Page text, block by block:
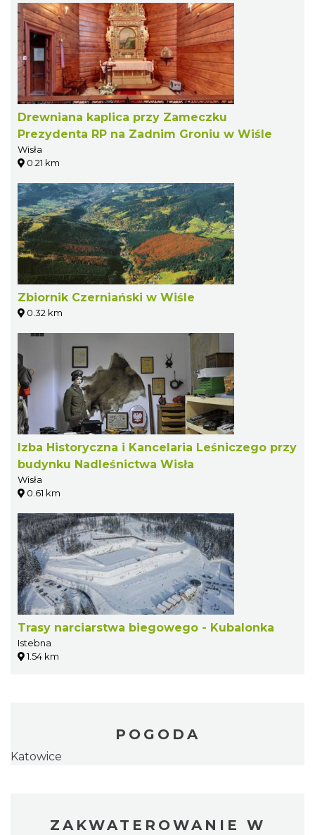
Drewniana kaplica przy Zameczku
Prezydenta RP na Zadnim Groniu w Wiśle
Wisła
0.21 km
Zbiornik Czerniański w Wiśle
0.32 km
Izba Historyczna i Kancelaria Leśniczego przy
budynku Nadleśnictwa Wisła
Wisła
0.61 km
Trasy narciarstwa biegowego - Kubalonka
Istebna
1.54 km
POGODA
Katowice
ZAKWATEROWANIE W